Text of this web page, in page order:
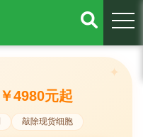
￥4980元起
敲除现货细胞